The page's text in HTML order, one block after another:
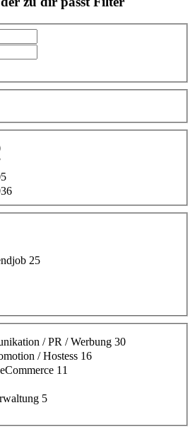
25
/ PR / Werbung 30
/ Hostess 16
11
5